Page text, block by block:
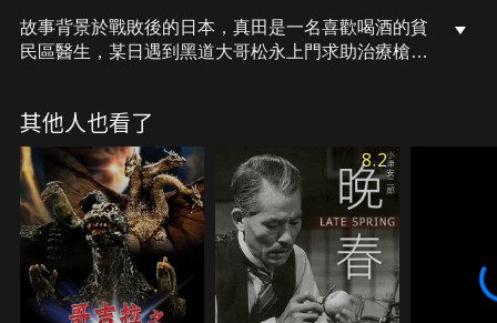
故事背景於戰敗後的日本，真田是一名喜歡喝酒的貧
民區醫生，某日遇到黑道大哥松永上門求助治療槍
逞強的松永最終還是接受了真田的治療。但昔日的老
大岡田甫出獄，逐步地取代松永的地位，後來岡田發
現舊情人美代在真田的診所裡當助手，於是找上門想
帶回美代。松永為了報復和幫助美代脫離糾纏，病入
膏肓的他決定孤注一擲…
其他人也看了
8.2